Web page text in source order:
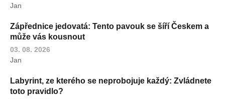
Jan
Zápřednice jedovatá: Tento pavouk se šíří Českem a
může vás kousnout
03. 08. 2026
Jan
Labyrint, ze kterého se neprobojuje každý: Zvládnete
toto pravidlo?